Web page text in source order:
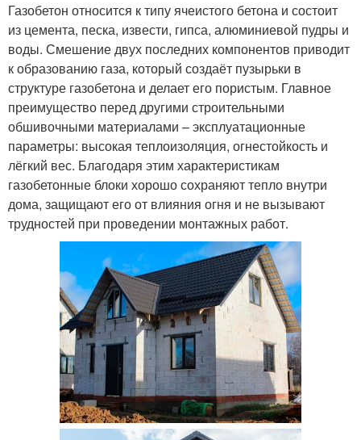
Газобетон относится к типу ячеистого бетона и состоит
из цемента, песка, извести, гипса, алюминиевой пудры и
воды. Смешение двух последних компонентов приводит
к образованию газа, который создаёт пузырьки в
структуре газобетона и делает его пористым. Главное
преимущество перед другими строительными
обшивочными материалами – эксплуатационные
параметры: высокая теплоизоляция, огнестойкость и
лёгкий вес. Благодаря этим характеристикам
газобетонные блоки хорошо сохраняют тепло внутри
дома, защищают его от влияния огня и не вызывают
трудностей при проведении монтажных работ.